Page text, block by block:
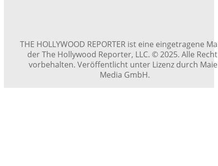
THE HOLLYWOOD REPORTER ist eine eingetragene
der The Hollywood Reporter, LLC. © 2025. Alle
vorbehalten. Veröffentlicht unter Lizenz durch
Media GmbH.